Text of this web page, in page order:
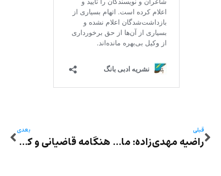
قبلی
راضیه مهدی‌زاده: ماه بالای سر آبادی
بعدی
هنگامه قاضیانی و کتایون ریاحی بازداشت شدند